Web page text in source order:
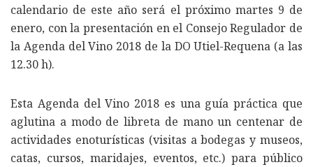
calendario de este año será el próximo martes 9 de
enero, con la presentación en el Consejo Regulador de
la Agenda del Vino 2018 de la DO Utiel-Requena (a las
12.30 h).
Esta Agenda del Vino 2018 es una guía práctica que
aglutina a modo de libreta de mano un centenar de
actividades enoturísticas (visitas a bodegas y museos,
catas, cursos, maridajes, eventos, etc.) para público